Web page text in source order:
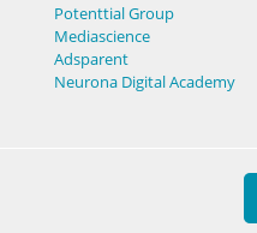
Potenttial Group
Mediascience
Adsparent
Neurona Digital Academy